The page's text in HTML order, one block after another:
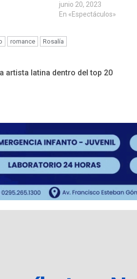
junio 20, 2023
En «Espectáculos»
romance Rosalía
artista latina dentro del top 20